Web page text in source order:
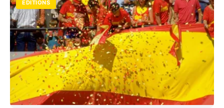
EDITIONS